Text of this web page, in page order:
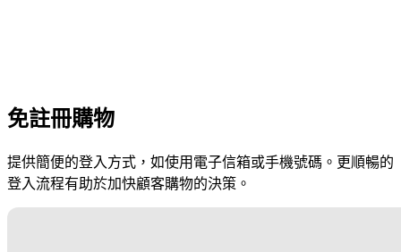
免註冊購物
提供簡便的登入方式，如使用電子信箱或手機號碼。更順暢的
登入流程有助於加快顧客購物的決策。